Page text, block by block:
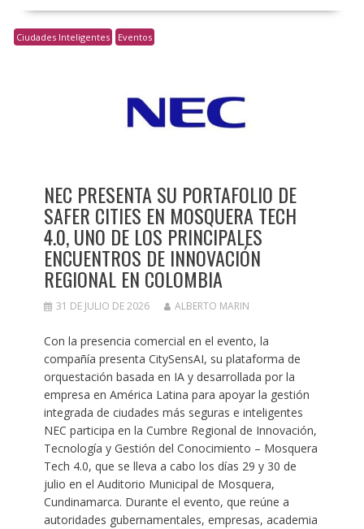
Ciudades Inteligentes Eventos
NEC PRESENTA SU PORTAFOLIO DE
SAFER CITIES EN MOSQUERA TECH
4.0, UNO DE LOS PRINCIPALES
ENCUENTROS DE INNOVACIÓN
REGIONAL EN COLOMBIA
31 DE JULIO DE 2026 ALBERTO MARIN
Con la presencia comercial en el evento, la
compañía presenta CitySensAI, su plataforma de
orquestación basada en IA y desarrollada por la
empresa en América Latina para apoyar la gestión
integrada de ciudades más seguras e inteligentes
NEC participa en la Cumbre Regional de Innovación,
Tecnología y Gestión del Conocimiento – Mosquera
Tech 4.0, que se lleva a cabo los días 29 y 30 de
julio en el Auditorio Municipal de Mosquera,
Cundinamarca. Durante el evento, que reúne a
autoridades gubernamentales, empresas, academia